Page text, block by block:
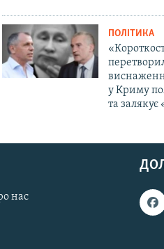
ПОЛІТИКА
у Криму
та
нас